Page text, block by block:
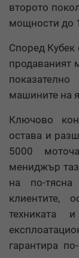
второто
мощности до
Според Кубек
продаваният
машините на
Ключово
остава и
5000
мениджър
на по-
клиентите,
техниката
гарантира